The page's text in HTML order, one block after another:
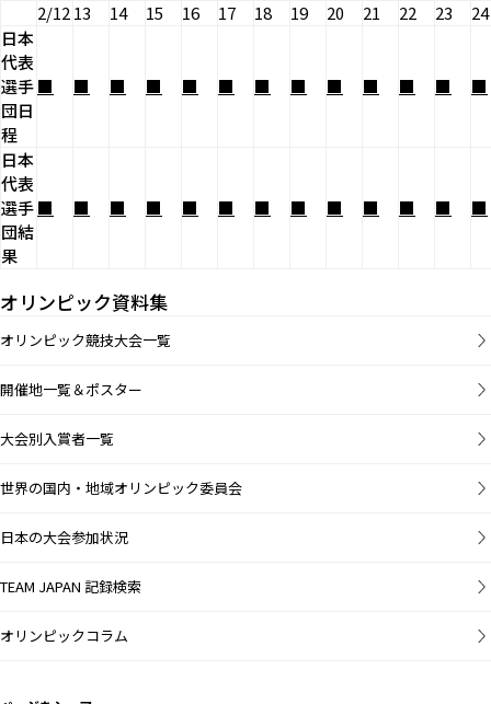
2/1213 14 15 16 17 18 19 20 21 22 23
24
日本
代表
選手
団日
程
■ ■ ■ ■ ■ ■ ■ ■ ■ ■ ■ ■ ■
日本
代表
選手
団結
果
■ ■ ■ ■ ■ ■ ■ ■ ■ ■ ■ ■ ■
オリンピック資料集
オリンピック競技大会一覧
開催地一覧＆ポスター
大会別入賞者一覧
世界の国内・地域オリンピック委員会
日本の大会参加状況
TEAM JAPAN 記録検索
オリンピックコラム